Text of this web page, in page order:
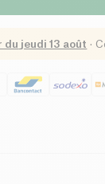
du jeudi 13 août ·